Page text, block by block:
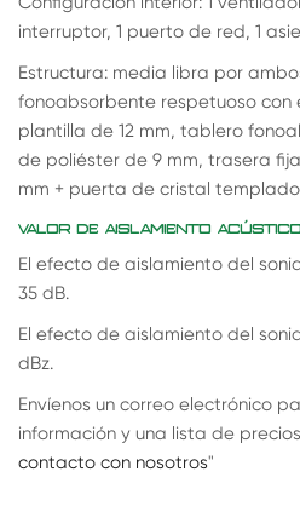
interruptor, 1 puerto de red, 1
Estructura: media libra por
fonoabsorbente respetuoso con
plantilla de 12 mm, tablero
de poliéster de 9 mm, trasera
mm + puerta de cristal
VALOR DE AISLAMIENTO ACÚSTICO
El efecto de aislamiento del
35 dB.
El efecto de aislamiento del
dBz.
Envíenos un correo electrónico
información y una lista de
contacto con nosotros"